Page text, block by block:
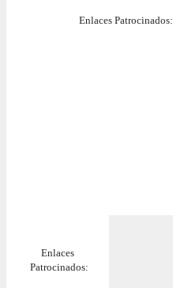
Enlaces Patrocinados:
Enlaces
Patrocinados: